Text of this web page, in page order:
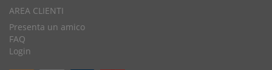
AREA CLIENTI
Presenta un amico
FAQ
Login